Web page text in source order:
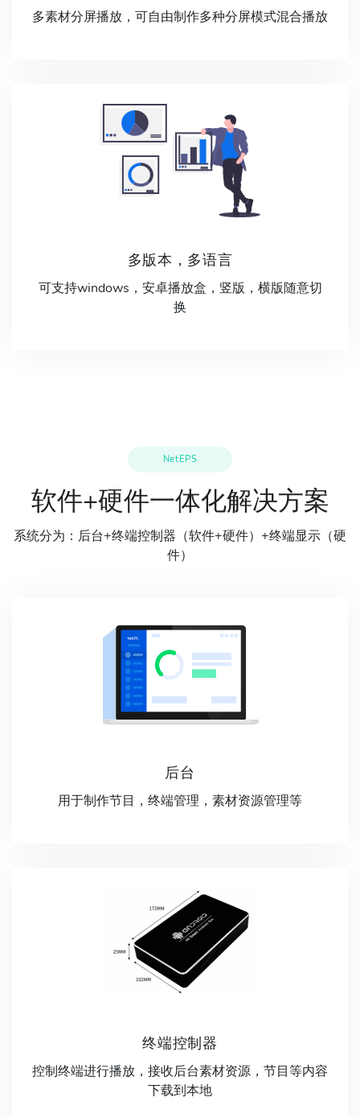
多素材分屏播放，可自由制作多种分屏模式混合播放
多版本，多语言
可支持windows，安卓播放盒，竖版，横版随意切
换
NetEPS
软件+硬件一体化解决方案
系统分为：后台+终端控制器（软件+硬件）+终端显示（硬
件）
后台
用于制作节目，终端管理，素材资源管理等
终端控制器
控制终端进行播放，接收后台素材资源，节目等内容
下载到本地